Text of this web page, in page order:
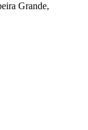
Grande,